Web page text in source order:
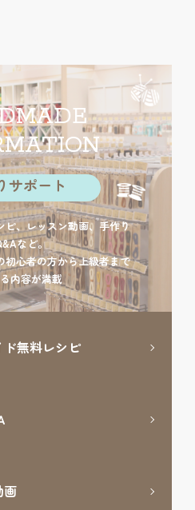
サポート
ピ、レッスン動画、手作り
など。
初心者の方から上級者まで
内容が満載
無料レシピ
画